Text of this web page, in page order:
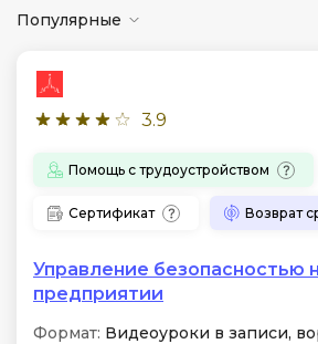
Популярные
3.9
Помощь с трудоустройством
Сертификат Возврат
Управление безопасностью
предприятии
Формат: Видеоуроки в записи,